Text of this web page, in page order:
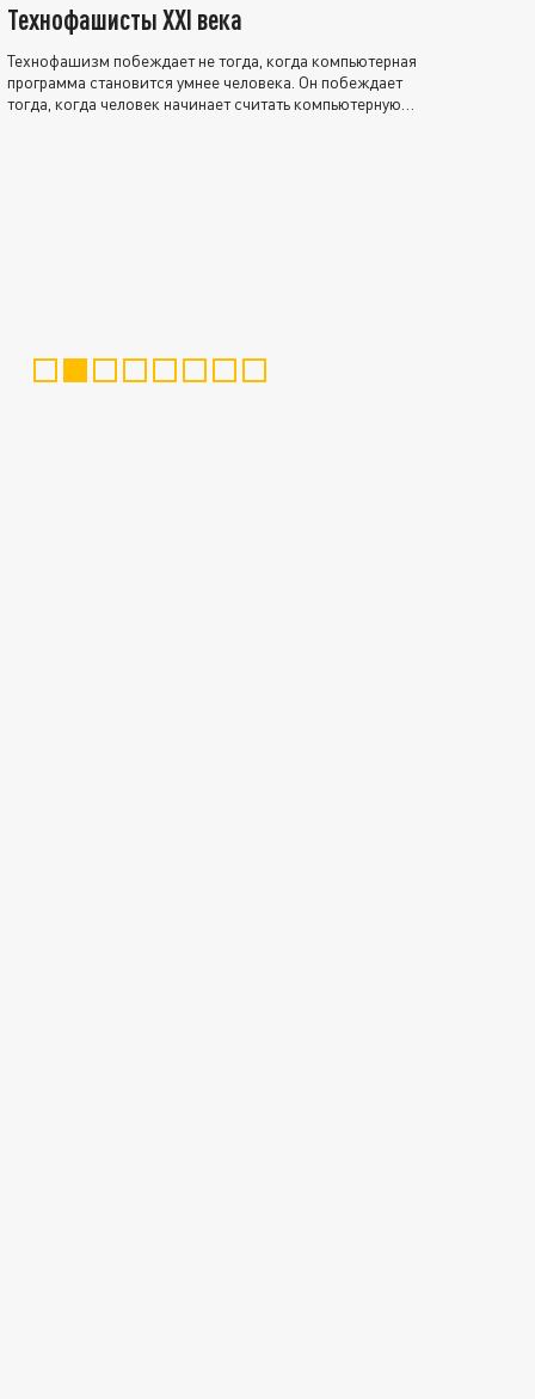
Технофашисты XXI века
Технофашизм побеждает не тогда, когда компьютерная
программа становится умнее человека. Он побеждает
тогда, когда человек начинает считать компьютерную